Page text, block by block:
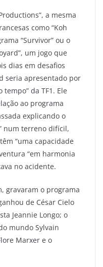
a mesma
como “Koh
“Survivor” ou o
um jogo que
dias em desafios
seria apresentado por
da TF1. Ele
ao programa
explicando o
num terreno difícil,
“uma capacidade
“em harmonia
no acidente.
gravaram o programa
de César Cielo
Jeannie Longo; o
mundo Sylvain
Marxer e o